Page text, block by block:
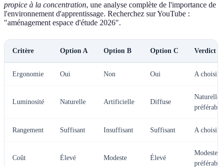
propice à la concentration, une analyse complète de l'importance de
l'environnement d'apprentissage. Recherchez sur YouTube :
"aménagement espace d'étude 2026".
Critère Option A Option B Option C Verdict
Ergonomie Oui Non Oui A choisir
Luminosité Naturelle Artificielle Diffuse
Naturelle
préférable
Rangement Suffisant Insuffisant Suffisant A choisir
Coût Élevé Modeste Élevé
Modeste
préférable